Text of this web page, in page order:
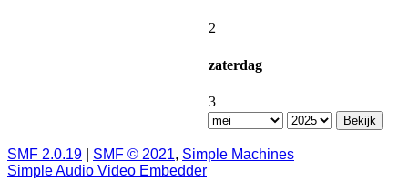
2
zaterdag
3
SMF 2.0.19 SMF © 2021, Simple Machines
Simple Audio Video Embedder